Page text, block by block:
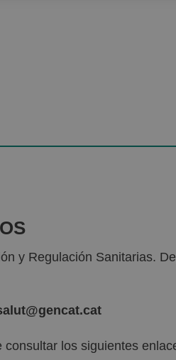
y Regulación Sanitarias.
los siguientes